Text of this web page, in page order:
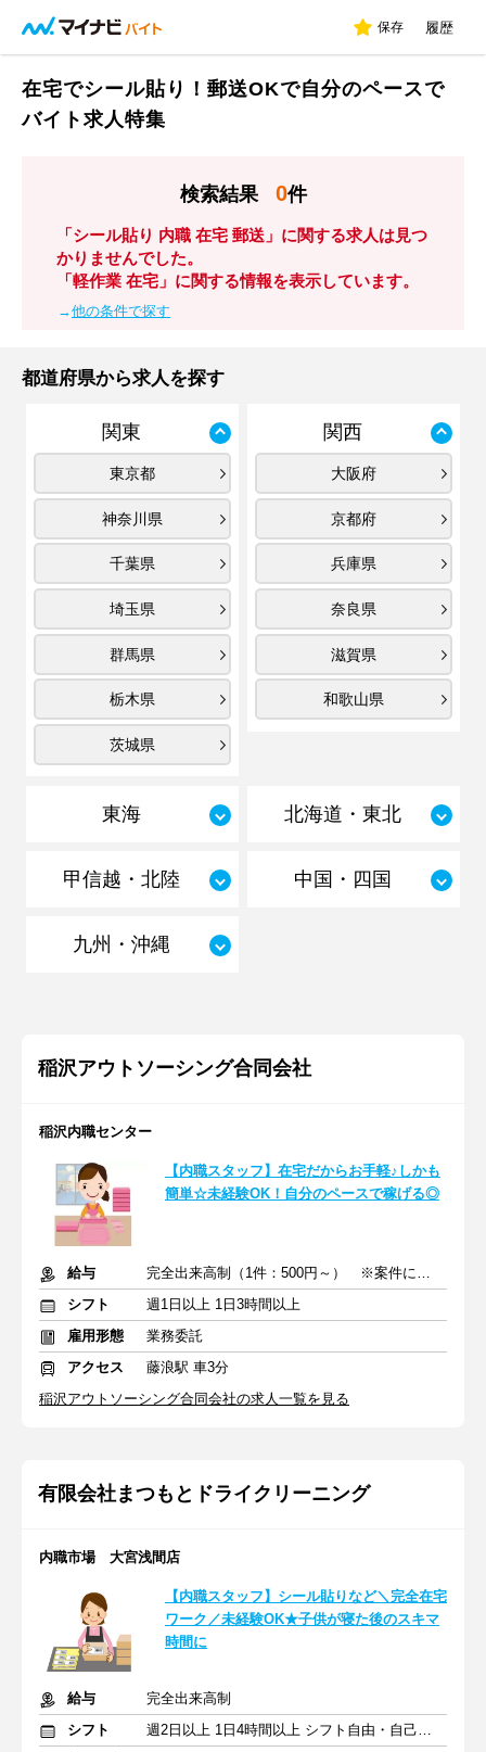
保存 履歴
在宅でシール貼り！郵送OKで自分のペースで
バイト求人特集
検索結果 0件
「シール貼り 内職 在宅 郵送」に関する求人は見つ
かりませんでした。
「軽作業 在宅」に関する情報を表示しています。
→他の条件で探す
都道府県から求人を探す
関東
東京都
神奈川県
千葉県
埼玉県
群馬県
栃木県
茨城県
関西
大阪府
京都府
兵庫県
奈良県
滋賀県
和歌山県
東海 北海道・東北
甲信越・北陸 中国・四国
九州・沖縄
稲沢アウトソーシング合同会社
稲沢内職センター
【内職スタッフ】在宅だからお手軽♪しかも
簡単☆未経験OK！自分のペースで稼げる◎
給与
完全出来高制（1件：500円～） ※案件により異なる場合あり
シフト
週1日以上 1日3時間以上
雇用形態
業務委託
アクセス
藤浪駅 車3分
稲沢アウトソーシング合同会社の求人一覧を見る
有限会社まつもとドライクリーニング
内職市場 大宮浅間店
【内職スタッフ】シール貼りなど＼完全在宅
ワーク／未経験OK★子供が寝た後のスキマ
時間に
給与
完全出来高制
シフト
週2日以上 1日4時間以上 シフト自由・自己申告